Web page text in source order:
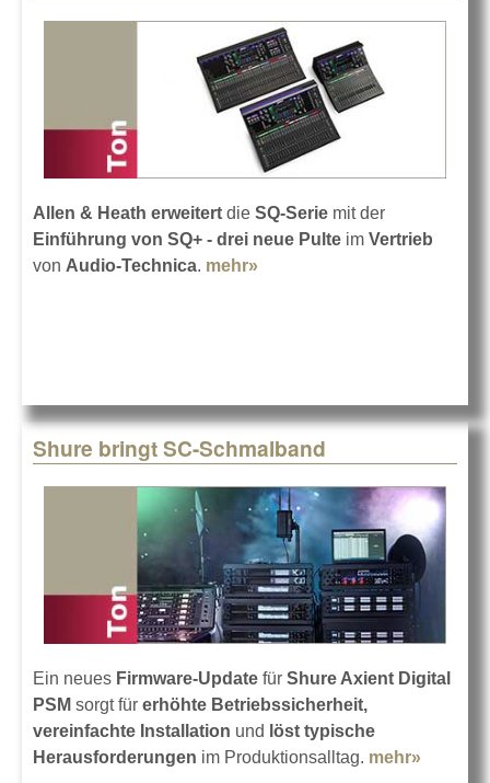
Allen & Heath erweitert die SQ-Serie mit der
Einführung von SQ+ - drei neue Pulte im Vertrieb
von Audio-Technica. mehr»
Shure bringt SC-Schmalband
Ein neues Firmware-Update für Shure Axient Digital
PSM sorgt für erhöhte Betriebssicherheit,
vereinfachte Installation und löst typische
Herausforderungen im Produktionsalltag. mehr»